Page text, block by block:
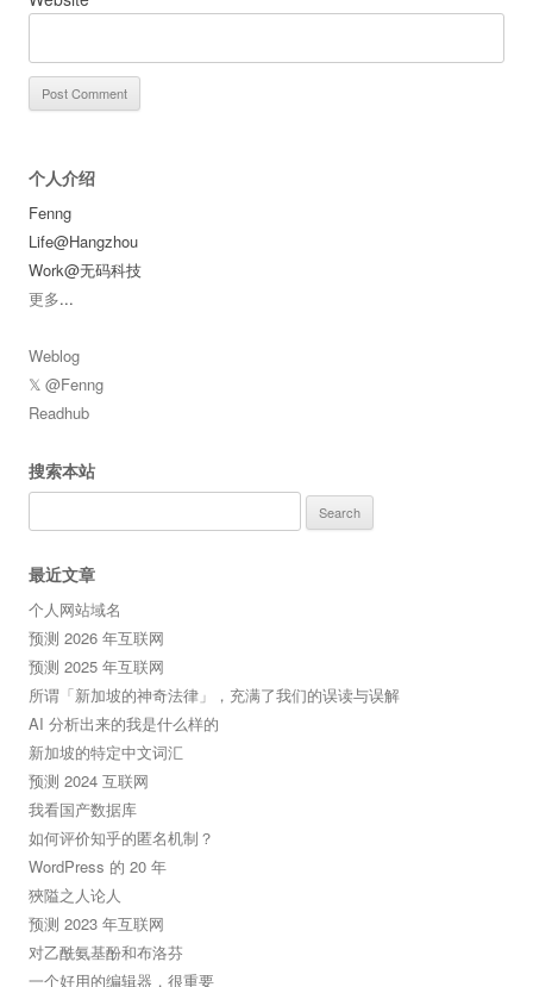
个人介绍
Fenng
Life@Hangzhou
Work@无码科技
更多...
Weblog
𝕏 @Fenng
Readhub
搜索本站
for:
最近文章
个人网站域名
预测 2026 年互联网
预测 2025 年互联网
所谓「新加坡的神奇法律」，充满了我们的误读与误解
AI 分析出来的我是什么样的
新加坡的特定中文词汇
预测 2024 互联网
我看国产数据库
如何评价知乎的匿名机制？
WordPress 的 20 年
狹隘之人论人
预测 2023 年互联网
对乙酰氨基酚和布洛芬
一个好用的编辑器，很重要